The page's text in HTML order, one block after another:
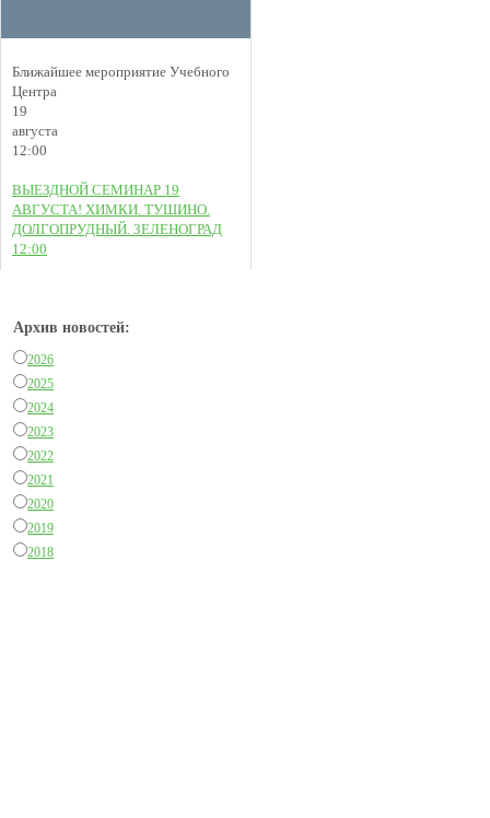
Ближайшее мероприятие Учебного
Центра
19
августа
12:00
ВЫЕЗДНОЙ СЕМИНАР 19
АВГУСТА! ХИМКИ. ТУШИНО.
ДОЛГОПРУДНЫЙ. ЗЕЛЕНОГРАД
12:00
Архив новостей:
2026
2025
2024
2023
2022
2021
2020
2019
2018